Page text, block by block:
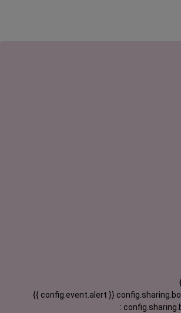
{{ config.event.alert }}
: